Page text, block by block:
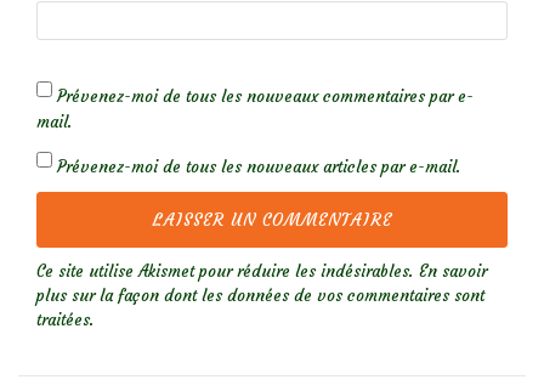
Prévenez-moi de tous les nouveaux commentaires par e-
mail.
Prévenez-moi de tous les nouveaux articles par e-mail.
Ce site utilise Akismet pour réduire les indésirables. En savoir
plus sur la façon dont les données de vos commentaires sont
traitées.